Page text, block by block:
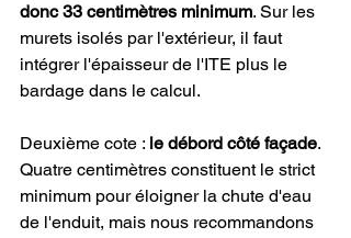
donc 33 centimètres minimum. Sur les
murets isolés par l'extérieur, il faut
intégrer l'épaisseur de l'ITE plus le
bardage dans le calcul.
Deuxième cote : le débord côté façade.
Quatre centimètres constituent le strict
minimum pour éloigner la chute d'eau
de l'enduit, mais nous recommandons